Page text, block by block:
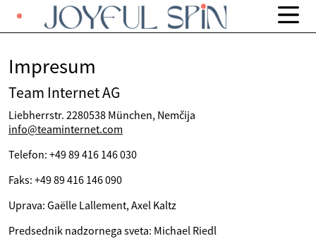
Impresum
Team Internet AG
Liebherrstr. 2280538 München, Nemčija
info@teaminternet.com
Telefon: +49 89 416 146 030
Faks: +49 89 416 146 090
Uprava: Gaëlle Lallement, Axel Kaltz
Predsednik nadzornega sveta: Michael Riedl